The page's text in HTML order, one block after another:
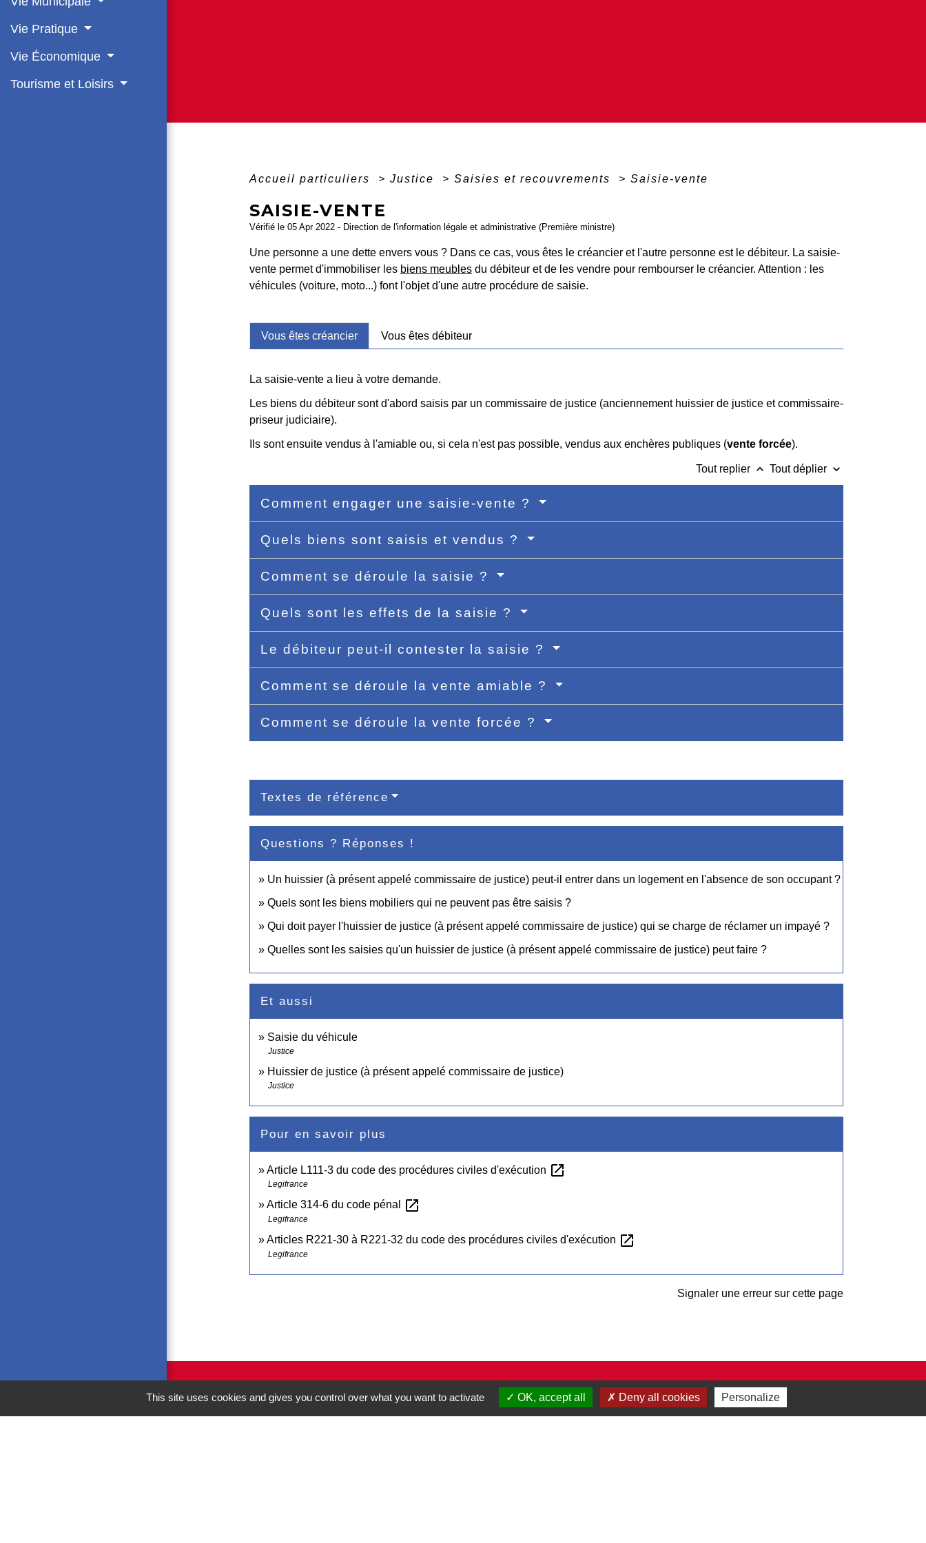
Vie Pratique
Vie Économique
Tourisme et Loisirs
Accueil particuliers > Justice > Saisies et recouvrements > Saisie-vente
SAISIE-VENTE
Vérifié le 05 Apr 2022 - Direction de l'information légale et administrative (Première ministre)
Une personne a une dette envers vous ? Dans ce cas, vous êtes le créancier et l'autre personne est le débiteur. La saisie-
vente permet d'immobiliser les biens meublesdu débiteur et de les vendre pour rembourser le créancier. Attention : les
véhicules (voiture, moto...) font l'objet d'une autre procédure de saisie.
Vous êtes créancier Vous êtes débiteur
La saisie-vente a lieu à votre demande.
Les biens du débiteur sont d'abord saisis par un commissaire de justice (anciennement huissier de justice et commissaire-
priseur judiciaire).
Ils sont ensuite vendus à l'amiable ou, si cela n'est pas possible, vendus aux enchères publiques (vente forcée).
Tout replier keyboard_arrow_up Tout déplier keyboard_arrow_down
Comment engager une saisie-vente ?
Quels biens sont saisis et vendus ?
Comment se déroule la saisie ?
Quels sont les effets de la saisie ?
Le débiteur peut-il contester la saisie ?
Comment se déroule la vente amiable ?
Comment se déroule la vente forcée ?
Textes de référence
Questions ? Réponses !
Un huissier (à présent appelé commissaire de justice) peut-il entrer dans un logement en l'absence de son occupant ?
Quels sont les biens mobiliers qui ne peuvent pas être saisis ?
Qui doit payer l'huissier de justice (à présent appelé commissaire de justice) qui se charge de réclamer un impayé ?
Quelles sont les saisies qu'un huissier de justice (à présent appelé commissaire de justice) peut faire ?
Et aussi
Saisie du véhicule
Justice
Huissier de justice (à présent appelé commissaire de justice)
Justice
Pour en savoir plus
Article L111-3 du code des procédures civiles d'exécution open_in_new
Legifrance
Article 314-6 du code pénal open_in_new
Legifrance
Articles R221-30 à R221-32 du code des procédures civiles d'exécution open_in_new
Legifrance
Signaler une erreur sur cette page
Contacts
Commune de Pullay
This site uses cookies and gives you control over what you want to activate OK, accept all Deny all cookies Personalize